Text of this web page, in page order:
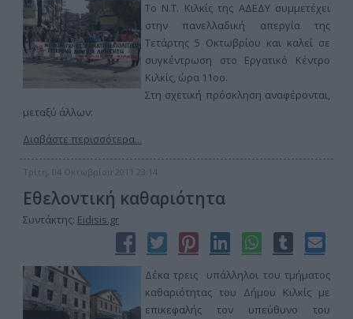
Το Ν.Τ. Κιλκίς της ΑΔΕΔΥ συμμετέχει
στην πανελλαδική απεργία της
Τετάρτης 5 Οκτωβρίου και καλεί σε
συγκέντρωση στο Εργατικό Κέντρο
Κιλκίς, ώρα 11οο.
Στη σχετική πρόσκληση αναφέρονται,
μεταξύ άλλων:
Διαβάστε περισσότερα...
Τρίτη, 04 Οκτωβρίου 2011 23:14
Εθελοντική καθαριότητα
Συντάκτης: Eidisis.gr
Δέκα τρεις υπάλληλοι του τμήματος
καθαριότητας του Δήμου Κιλκίς με
επικεφαλής τον υπεύθυνο του